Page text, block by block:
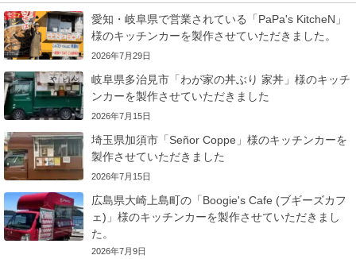
愛知・岐阜県で営業されている「PaPa's KitcheN」
様のキッチンカーを製作させていただきました。
2026年7月29日
岐阜県多治見市「わが家の丼ぶり 家丼」様のキッチ
ンカーを製作させていただきました
2026年7月15日
埼玉県加須市「Señor Coppe」様のキッチンカーを
製作させていただきました
2026年7月15日
広島県大崎上島町の「Boogie's Cafe (ブギーズカフ
ェ)」様のキッチンカーを製作させていただきまし
た。
2026年7月9日